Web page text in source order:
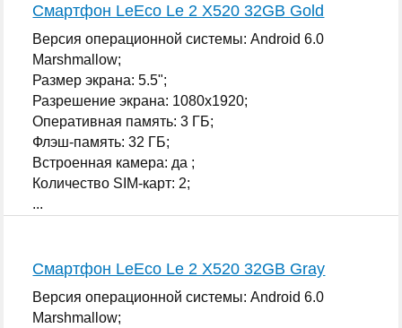
Смартфон LeEco Le 2 X520 32GB Gold
Версия операционной системы: Android 6.0
Marshmallow;
Размер экрана: 5.5";
Разрешение экрана: 1080x1920;
Оперативная память: 3 ГБ;
Флэш-память: 32 ГБ;
Встроенная камера: да ;
Количество SIM-карт: 2;
...
Смартфон LeEco Le 2 X520 32GB Gray
Версия операционной системы: Android 6.0
Marshmallow;